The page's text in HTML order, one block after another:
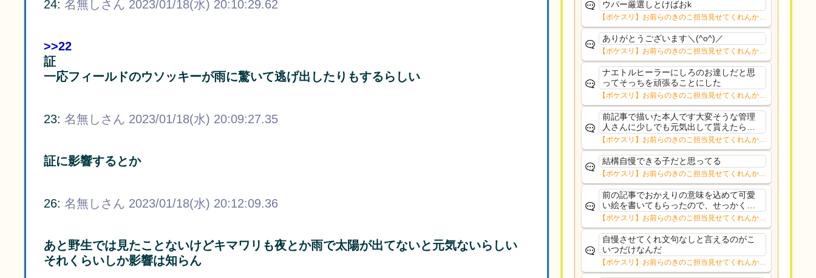
24: 名無しさん 2023/01/18(水) 20:10:29.62
>>22
証
一応フィールドのウソッキーが雨に驚いて逃げ出したりもするらしい
23: 名無しさん 2023/01/18(水) 20:09:27.35
証に影響するとか
26: 名無しさん 2023/01/18(水) 20:12:09.36
あと野生では見たことないけどキマワリも夜とか雨で太陽が出てないと元気ないらしい
それくらいしか影響は知らん
ウパー厳選しとけばおk
【ポケスリ】お前らのきのこ担当見せてくれんか…
ありがとうございます＼(^o^)／
【ポケスリ】お前らのきのこ担当見せてくれんか…
ナエトルヒーラーにしろのお達しだと思
ってそっちを頑張ることにした
【ポケスリ】お前らのきのこ担当見せてくれんか…
前記事で描いた本人です大変そうな管理
人さんに少しでも元気出して貰えたらと
ノリで描いたおかメックスだったので言
及されると少し気恥ずかしいですが平常
通りに戻られたようで何よりですこれか
らも更新楽しみにして...
【ポケスリ】お前らのきのこ担当見せてくれんか…
結構自慢できる子だと思ってる
【ポケスリ】お前らのきのこ担当見せてくれんか…
前の記事でおかえりの意味を込めて可愛
い絵を書いてもらったので、せっかくな
のでトップに飾ってみました。少しの間
掲載しようかと思います。ようやく通常
更新できそうです。
【ポケスリ】お前らのきのこ担当見せてくれんか…
自慢させてくれ文句なしと言えるのがこ
いつだけなんだ
【ポケスリ】お前らのきのこ担当見せてくれんか…